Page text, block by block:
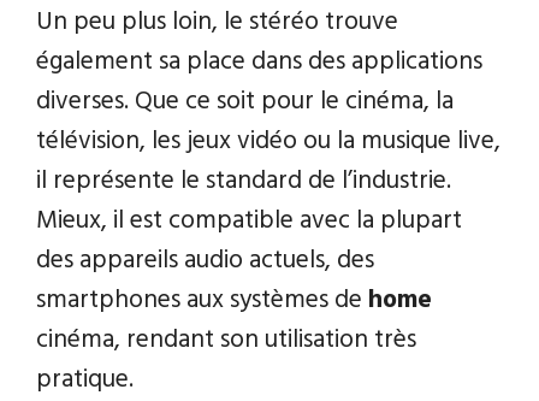
Un peu plus loin, le stéréo trouve
également sa place dans des applications
diverses. Que ce soit pour le cinéma, la
télévision, les jeux vidéo ou la musique live,
il représente le standard de l’industrie.
Mieux, il est compatible avec la plupart
des appareils audio actuels, des
smartphones aux systèmes de home
cinéma, rendant son utilisation très
pratique.